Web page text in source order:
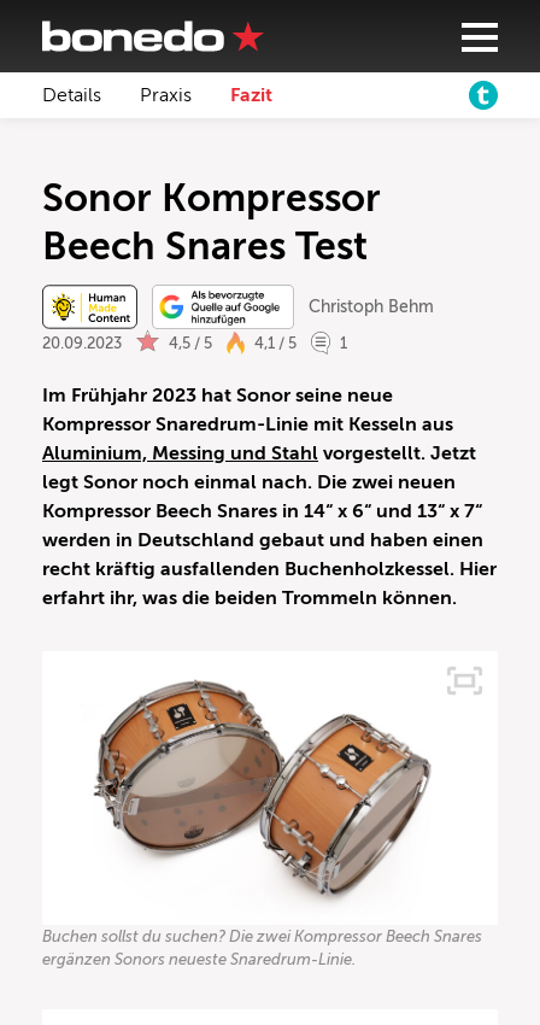
Details Praxis Fazit
Sonor Kompressor
Beech Snares Test
Christoph Behm
20.09.2023 4,5 / 5 4,1 / 5 1
Im Frühjahr 2023 hat Sonor seine neue
Kompressor Snaredrum-Linie mit Kesseln aus
Aluminium, Messing und Stahl vorgestellt. Jetzt
legt Sonor noch einmal nach. Die zwei neuen
Kompressor Beech Snares in 14“ x 6“ und 13“ x 7“
werden in Deutschland gebaut und haben einen
recht kräftig ausfallenden Buchenholzkessel. Hier
erfahrt ihr, was die beiden Trommeln können.
Buchen sollst du suchen? Die zwei Kompressor Beech Snares
ergänzen Sonors neueste Snaredrum-Linie.